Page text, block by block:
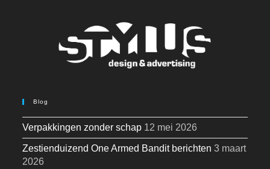
Blog
Verpakkingen zonder schap 12 mei 2026
Zestienduizend One Armed Bandit berichten 3 maart
2026